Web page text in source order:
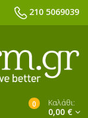
210 5069039
0 Καλάθι:
0,00 €